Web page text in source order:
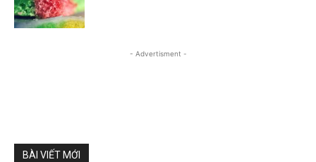
- Advertisment -
BÀI VIẾT MỚI